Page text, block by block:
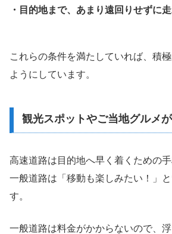
・目的地まで、あまり遠回りせずに
これらの条件を満たしていれば、積
ようにしています。
観光スポットやご当地グルメ
高速道路は目的地へ早く着くための手
一般道路は「移動も楽しみたい！」
す。
一般道路は料金がかからないので、